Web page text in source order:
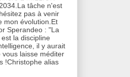
tâche n'est
pas à venir
mon évolution.Et
Sperandeo : "La
la discipline
il y aurait
laisse méditer
!Christophe alias